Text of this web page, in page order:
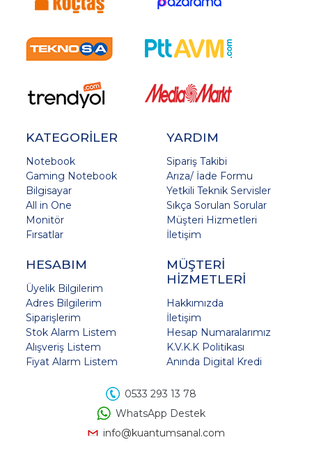
KATEGORİLER
Notebook
Gaming Notebook
Bilgisayar
All in One
Monitör
Fırsatlar
YARDIM
Sipariş Takibi
Arıza/ İade Formu
Yetkili Teknik Servisler
Sıkça Sorulan Sorular
Müşteri Hizmetleri
İletişim
HESABIM
Üyelik Bilgilerim
Adres Bilgilerim
Siparişlerim
Stok Alarm Listem
Alışveriş Listem
Fiyat Alarm Listem
MÜŞTERİ
HİZMETLERİ
Hakkımızda
İletişim
Hesap Numaralarımız
K.V.K.K Politikası
Anında Digital Kredi
0533 293 13 78
WhatsApp Destek
info@kuantumsanal.com